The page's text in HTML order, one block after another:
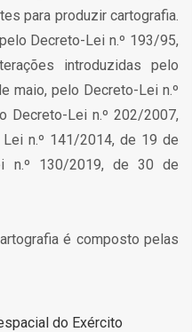
para produzir cartografia.
Decreto-Lei n.º 193/95,
introduzidas pelo
maio, pelo Decreto-Lei n.º
Decreto-Lei n.º 202/2007,
n.º 141/2014, de 19 de
n.º 130/2019, de 30 de
é composto pelas
do Exército